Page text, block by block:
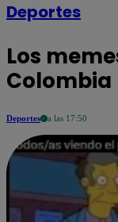
Deportes
Los
Colombia
Deportes a las 17:50